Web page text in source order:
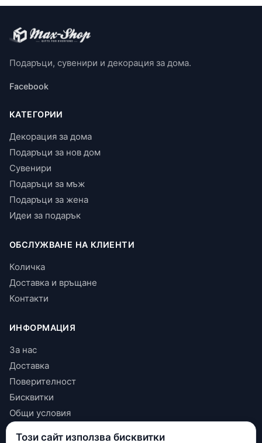
Подаръци, сувенири и декорация за дома.
Facebook
КАТЕГОРИИ
Декорация за дома
Подаръци за нов дом
Сувенири
Подаръци за мъж
Подаръци за жена
Идеи за подарък
ОБСЛУЖВАНЕ НА КЛИЕНТИ
Количка
Доставка и връщане
Контакти
ИНФОРМАЦИЯ
За нас
Доставка
Поверителност
Бисквитки
Общи условия
Този сайт използва бисквитки